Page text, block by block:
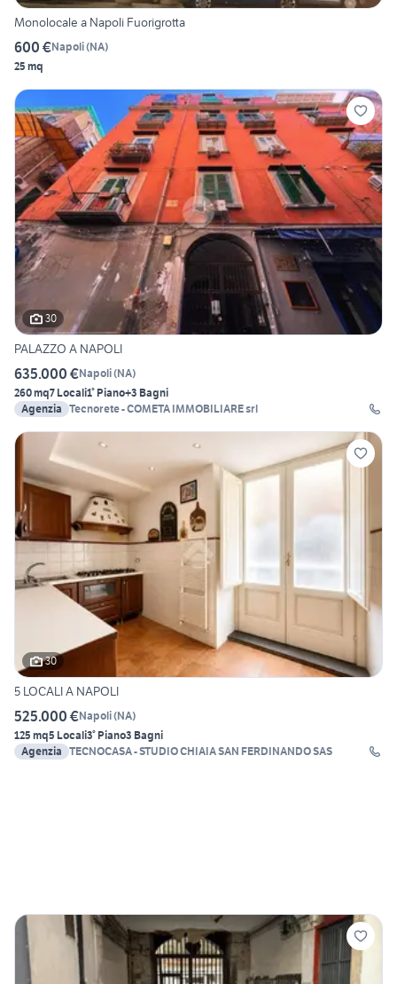
Monolocale a Napoli Fuorigrotta
600 €Napoli(NA)
25 mq
30
PALAZZO A NAPOLI
635.000 €Napoli(NA)
260 mq7 Locali1° Piano+3 Bagni
Agenzia Tecnorete - COMETA IMMOBILIARE srl
30
5 LOCALI A NAPOLI
525.000 €Napoli(NA)
125 mq5 Locali3° Piano3 Bagni
Agenzia
TECNOCASA - STUDIO CHIAIA SAN FERDINANDO SAS